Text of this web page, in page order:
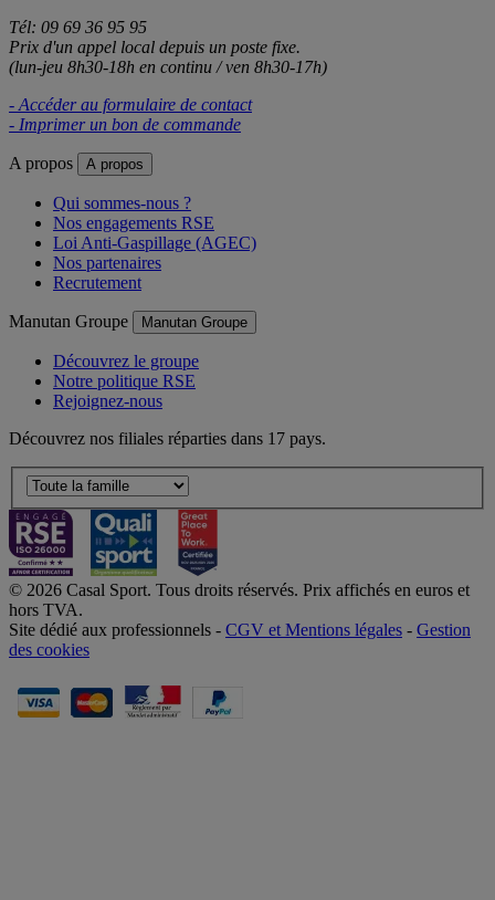
Tél: 09 69 36 95 95
Prix d'un appel local depuis un poste fixe.
(lun-jeu 8h30-18h en continu / ven 8h30-17h)
- Accéder au formulaire de contact
- Imprimer un bon de commande
A propos A propos
Qui sommes-nous ?
Nos engagements RSE
Loi Anti-Gaspillage (AGEC)
Nos partenaires
Recrutement
Manutan Groupe Manutan Groupe
Découvrez le groupe
Notre politique RSE
Rejoignez-nous
Découvrez nos filiales réparties dans 17 pays.
© 2026 Casal Sport. Tous droits réservés. Prix affichés en euros et
hors TVA.
Site dédié aux professionnels - CGV et Mentions légales - Gestion
des cookies